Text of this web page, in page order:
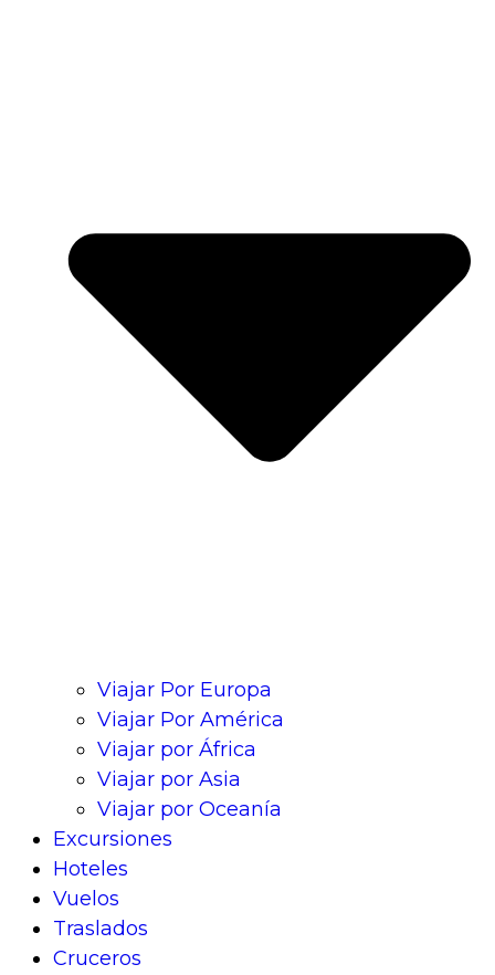
Viajar Por Europa
Viajar Por América
Viajar por África
Viajar por Asia
Viajar por Oceanía
Excursiones
Hoteles
Vuelos
Traslados
Cruceros